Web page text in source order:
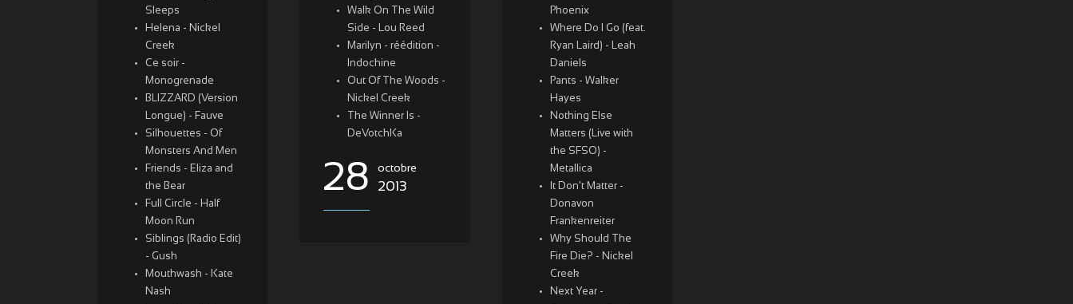
Sleeps
Helena - Nickel
Creek
Ce soir -
Monogrenade
BLIZZARD (Version
Longue) - Fauve
Silhouettes - Of
Monsters And Men
Friends - Eliza and
the Bear
Full Circle - Half
Moon Run
Siblings (Radio Edit)
- Gush
Mouthwash - Kate
Nash
Walk On The Wild
Side - Lou Reed
Marilyn - réédition -
Indochine
Out Of The Woods -
Nickel Creek
The Winner Is -
DeVotchKa
28 octobre
2013
Phoenix
Where Do I Go (feat.
Ryan Laird) - Leah
Daniels
Pants - Walker
Hayes
Nothing Else
Matters (Live with
the SFSO) -
Metallica
It Don't Matter -
Donavon
Frankenreiter
Why Should The
Fire Die? - Nickel
Creek
Next Year -